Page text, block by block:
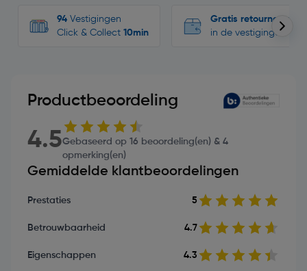
94 Vestigingen
Click & Collect 10min
Gratis retourneren
in de vestigingen
Productbeoordeling
4.5Gebaseerd op 16 beoordeling(en) & 4
opmerking(en)
Gemiddelde klantbeoordelingen
Prestaties 5
Betrouwbaarheid 4.7
Eigenschappen 4.3